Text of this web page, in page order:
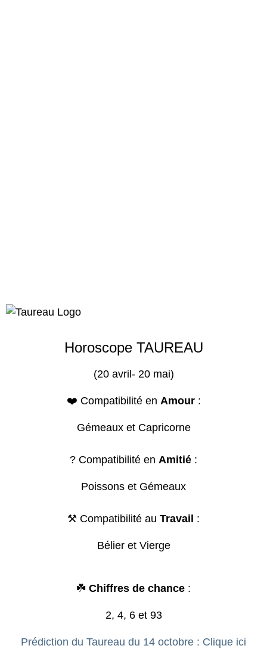
Horoscope TAUREAU
(20 avril- 20 mai)
❤️ Compatibilité en Amour:
Gémeaux et Capricorne
? Compatibilité en Amitié :
Poissons et Gémeaux
⚒️ Compatibilité au Travail :
Bélier et Vierge
☘️ Chiffres de chance :
2, 4, 6 et 93
Prédiction du Taureau du 14 octobre : Clique ici